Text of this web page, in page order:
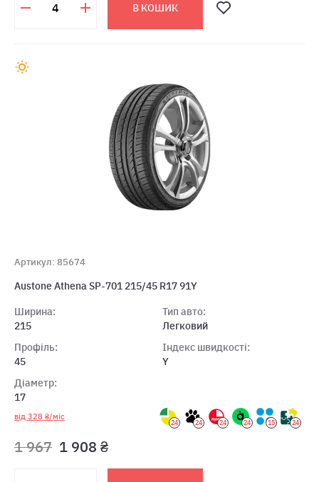
В КОШИК
Артикул: 85674
Austone Athena SP-701 215/45 R17 91Y
Ширина:
215
Профіль:
45
Діаметр:
17
Тип авто:
Легковий
Індекс швидкості:
Y
від 328 ₴/міс
24 24 24 24 15 24
1 967 1 908 ₴